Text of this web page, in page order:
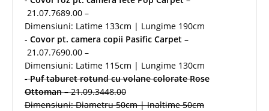
21.07.7689.00 –
Dimensiuni: Latime 133cm | Lungime 190cm
- Covor pt. camera copii Pasific Carpet –
21.07.7690.00 –
Dimensiuni: Latime 115cm | Lungime 130cm
-Puf taburet rotund cu volane colorate Rose
Ottoman– 21.09.3448.00
Dimensiuni: Diametru 50cm | Inaltime 50cm